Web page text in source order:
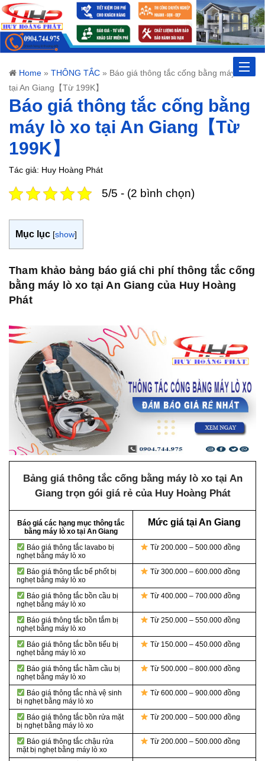
Toggle
Home » THÔNG TẮC » Báo giá thông tắc cống bằng máy lò xo
tại An Giang【Từ 199K】
Báo giá thông tắc cống bằng
máy lò xo tại An Giang【Từ
199K】
Tác giả: Huy Hoàng Phát
5/5 - (2 bình chọn)
Mục lục [show]
Tham khảo bảng báo giá chi phí thông tắc cống
bằng máy lò xo tại An Giang của Huy Hoàng
Phát
Bảng giá thông tắc cống bằng máy lò xo tại An
Giang trọn gói giá rẻ của Huy Hoàng Phát
Báo giá các hạng mục thông tắc
bằng máy lò xo tại An Giang
Mức giá tại An Giang
Báo giá thông tắc lavabo bị
nghẹt bằng máy lò xo
Từ 200.000 – 500.000 đồng
Báo giá thông tắc bể phốt bị
nghẹt bằng máy lò xo
Từ 300.000 – 600.000 đồng
Báo giá thông tắc bồn cầu bị
nghẹt bằng máy lò xo
Từ 400.000 – 700.000 đồng
Báo giá thông tắc bồn tắm bị
nghẹt bằng máy lò xo
Từ 250.000 – 550.000 đồng
Báo giá thông tắc bồn tiểu bị
nghẹt bằng máy lò xo
Từ 150.000 – 450.000 đồng
Báo giá thông tắc hầm cầu bị
nghẹt bằng máy lò xo
Từ 500.000 – 800.000 đồng
Báo giá thông tắc nhà vệ sinh
bị nghẹt bằng máy lò xo
Từ 600.000 – 900.000 đồng
Báo giá thông tắc bồn rửa mặt
bị nghẹt bằng máy lò xo
Từ 200.000 – 500.000 đồng
Báo giá thông tắc chậu rửa
mặt bị nghẹt bằng máy lò xo
Từ 200.000 – 500.000 đồng